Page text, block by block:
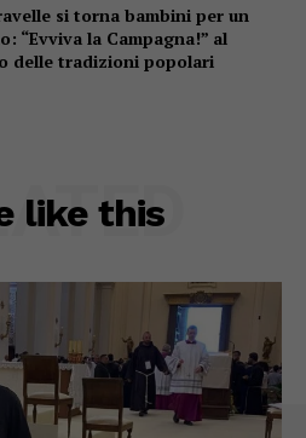
si torna bambini per un
“Evviva la Campagna!” al
delle tradizioni popolari
like this